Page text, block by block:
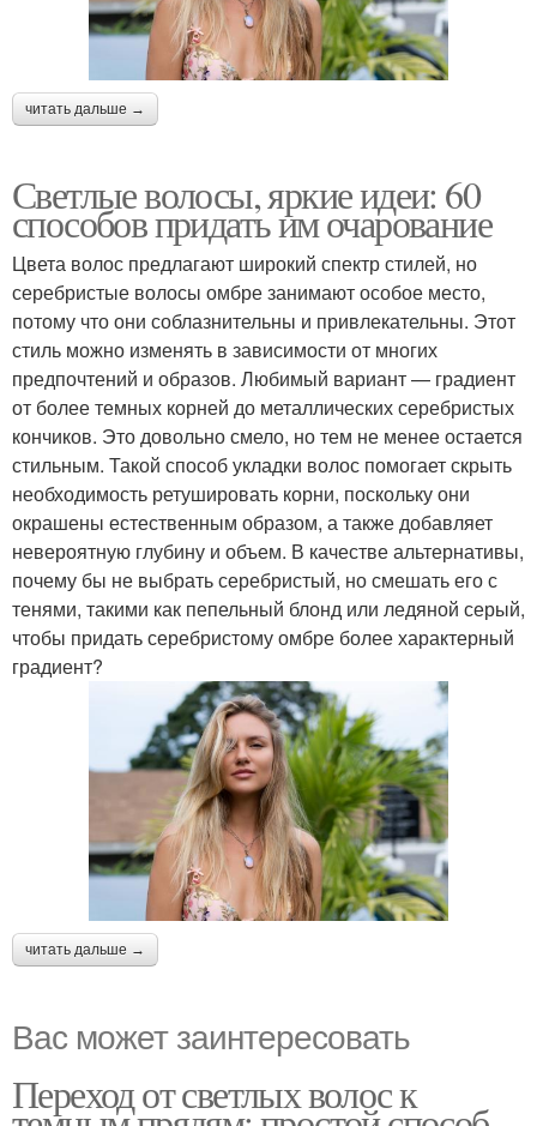
читать дальше →
Светлые волосы, яркие идеи: 60
способов придать им очарование
Цвета волос предлагают широкий спектр стилей, но
серебристые волосы омбре занимают особое место,
потому что они соблазнительны и привлекательны. Этот
стиль можно изменять в зависимости от многих
предпочтений и образов. Любимый вариант — градиент
от более темных корней до металлических серебристых
кончиков. Это довольно смело, но тем не менее остается
стильным. Такой способ укладки волос помогает скрыть
необходимость ретушировать корни, поскольку они
окрашены естественным образом, а также добавляет
невероятную глубину и объем. В качестве альтернативы,
почему бы не выбрать серебристый, но смешать его с
тенями, такими как пепельный блонд или ледяной серый,
чтобы придать серебристому омбре более характерный
градиент?
читать дальше →
Вас может заинтересовать
Переход от светлых волос к